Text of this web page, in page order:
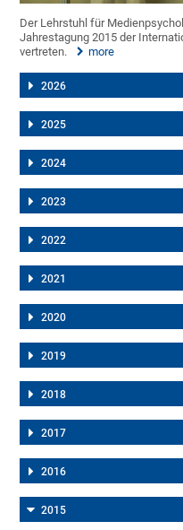
Der Lehrstuhl für
Jahrestagung 2015 der
vertreten.
more
2026
2025
2024
2023
2022
2021
2020
2019
2018
2017
2016
2015